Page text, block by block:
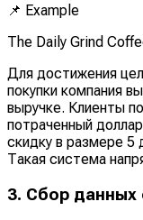
📌 Example
The Daily Grind
Для достижения
покупки компания
выручке. Клиенты
потраченный
скидку в размере 5
Такая система
3. Сбор данных